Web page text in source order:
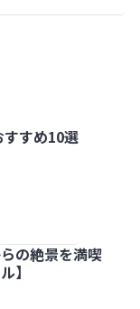
すめ10選
の絶景を満喫
】